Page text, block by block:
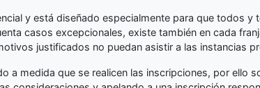
y está diseñado especialmente para que todos y
casos excepcionales, existe también en cada
justificados no puedan asistir a las instancias
a medida que se realicen las inscripciones, por ello